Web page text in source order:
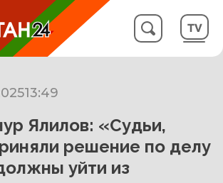
13:49
Ялилов: «Судьи,
решение по делу
уйти из